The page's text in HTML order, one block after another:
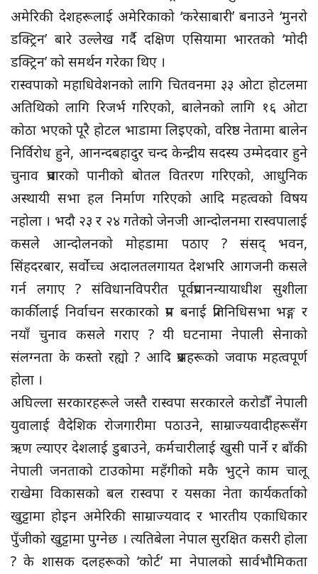
अमेरिकी देशहरूलाई अमेरिकाको ‘करेसाबारी’ बनाउने ‘मुनरो
डक्ट्रिन’ बारे उल्लेख गर्दै दक्षिण एसियामा भारतको ‘मोदी
डक्ट्रिन’ को समर्थन गरेका थिए ।
रास्वपाको महाधिवेशनको लागि चितवनमा ३३ ओटा होटलमा
अतिथिको लागि रिजर्भ गरिएको, बालेनको लागि १६ ओटा
कोठा भएको पूरै होटल भाडामा लिइएको, वरिष्ठ नेतामा बालेन
निर्विरोध हुने, आनन्दबहादुर चन्द केन्द्रीय सदस्य उम्मेदवार हुने
चुनाव प्रचारको पानीको बोतल वितरण गरिएको, आधुनिक
अस्थायी सभा हल निर्माण गरिएको आदि महत्वको विषय
नहोला । भदौ २३ र २४ गतेको जेनजी आन्दोलनमा रास्वपालाई
कसले आन्दोलनको मोहडामा पठाए ? संसद् भवन,
सिंहदरबार, सर्वोच्च अदालतलगायत देशभरि आगजनी कसले
गर्न लगाए ? संविधानविपरीत पूर्वप्रधानन्यायाधीश सुशीला
कार्कीलाई निर्वाचन सरकारको प्रम बनाई प्रतिनिधिसभा भङ्ग र
नयाँ चुनाव कसले गराए ? यी घटनामा नेपाली सेनाको
संलग्नता के कस्तो रह्यो ? आदि प्रश्नहरूको जवाफ महत्वपूर्ण
होला ।
अघिल्ला सरकारहरूले जस्तै रास्वपा सरकारले करोडौँ नेपाली
युवालाई वैदेशिक रोजगारीमा पठाउने, साम्राज्यवादीहरूसँग
ऋण ल्याएर देशलाई डुबाउने, कर्मचारीलाई खुसी पार्ने र बाँकी
नेपाली जनताको टाउकोमा महँगीको मकै भुट्ने काम चालू
राखेमा विकासको बल रास्वपा र यसका नेता कार्यकर्ताको
खुट्टामा होइन अमेरिकी साम्राज्यवाद र भारतीय एकाधिकार
पुँजीको खुट्टामा पुग्नेछ । त्यतिबेला नेपाल सुरक्षित कसरी होला
? के शासक दलहरूको ‘कोर्ट’ मा नेपालको सार्वभौमिकता